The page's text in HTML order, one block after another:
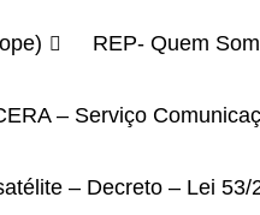
REP- Quem
– Serviço
– Decreto – Lei